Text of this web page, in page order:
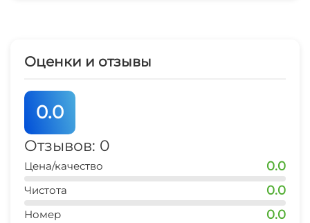
Оценки и отзывы
0.0
Отзывов: 0
Цена/качество 0.0
Чистота 0.0
Номер 0.0